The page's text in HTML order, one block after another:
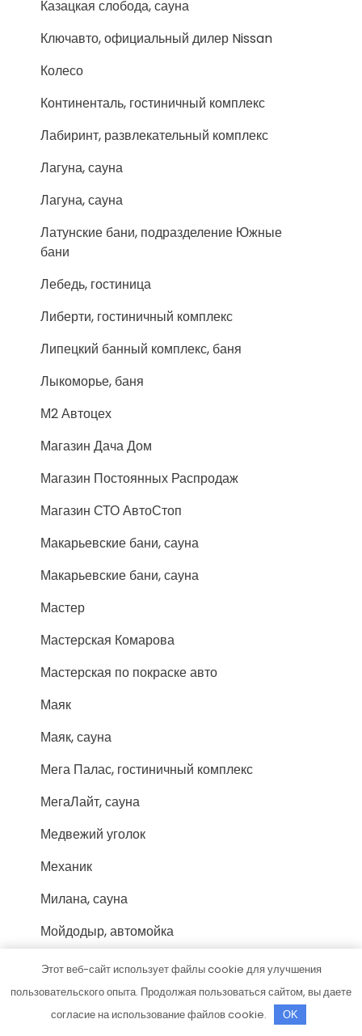
Казацкая слобода, сауна
Ключавто, официальный дилер Nissan
Колесо
Континенталь, гостиничный комплекс
Лабиринт, развлекательный комплекс
Лагуна, сауна
Лагуна, сауна
Латунские бани, подразделение Южные
бани
Лебедь, гостиница
Либерти, гостиничный комплекс
Липецкий банный комплекс, баня
Лыкоморье, баня
М2 Автоцех
Магазин Дача Дом
Магазин Постоянных Распродаж
Магазин СТО АвтоСтоп
Макарьевские бани, сауна
Макарьевские бани, сауна
Мастер
Мастерская Комарова
Мастерская по покраске авто
Маяк
Маяк, сауна
Мега Палас, гостиничный комплекс
МегаЛайт, сауна
Медвежий уголок
Механик
Милана, сауна
Мойдодыр, автомойка
Моряк, гостиница
Мотор-Центр
Этот веб-сайт использует файлы cookie для улучшения
пользовательского опыта. Продолжая пользоваться сайтом, вы даете
согласие на использование файлов cookie.
OK